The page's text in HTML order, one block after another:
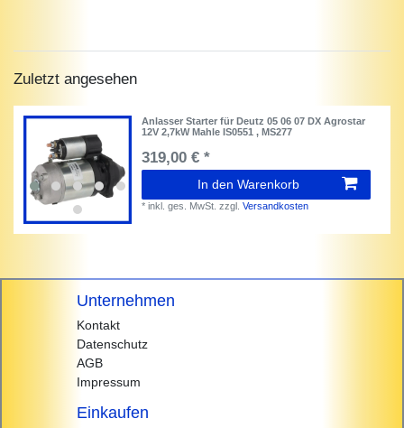
Zuletzt angesehen
Anlasser Starter für Deutz 05 06 07 DX Agrostar
12V 2,7kW Mahle IS0551 , MS277
319,00 € *
In den Warenkorb
*inkl. ges. MwSt. zzgl.Versandkosten
Unternehmen
Kontakt
Datenschutz
AGB
Impressum
Einkaufen